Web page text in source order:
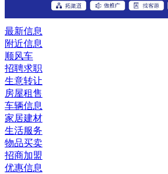
最新信息
附近信息
顺风车
招聘求职
生意转让
房屋租售
车辆信息
家居建材
生活服务
物品买卖
招商加盟
优惠信息